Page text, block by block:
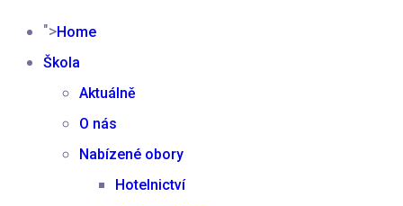
">Home
Škola
Aktuálně
O nás
Nabízené obory
Hotelnictví